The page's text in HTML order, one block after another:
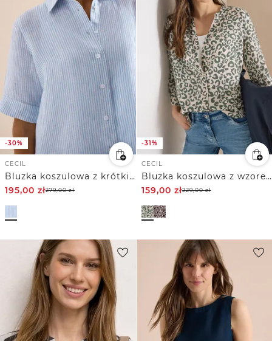
-30%
CECIL
Bluzka koszulowa z krótkim rękawem z czystego Lnu
195,00 zł279,00zł
-31%
CECIL
Bluzka koszulowa z wzorem leo z mieszanki lnu
159,00 zł229,00zł